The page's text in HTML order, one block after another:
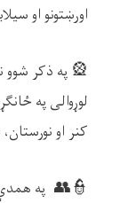
اورښتونو او
🎡 په ذکر شوون
لوړوالی په
کنر او
👮👥 په همد